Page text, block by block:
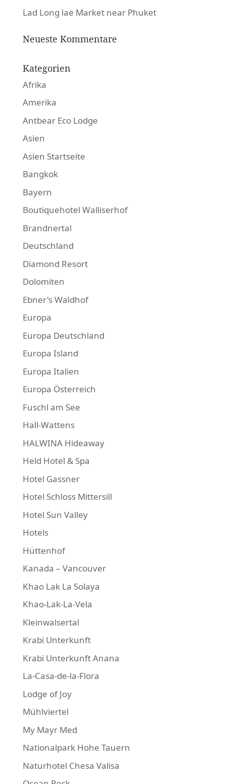
Lad Long lae Market near Phuket
Neueste Kommentare
Kategorien
Afrika
Amerika
Antbear Eco Lodge
Asien
Asien Startseite
Bangkok
Bayern
Boutiquehotel Walliserhof
Brandnertal
Deutschland
Diamond Resort
Dolomiten
Ebner's Waldhof
Europa
Europa Deutschland
Europa Island
Europa Italien
Europa Österreich
Fuschl am See
Hall-Wattens
HALWINA Hideaway
Held Hotel & Spa
Hotel Gassner
Hotel Schloss Mittersill
Hotel Sun Valley
Hotels
Hüttenhof
Kanada – Vancouver
Khao Lak La Solaya
Khao-Lak-La-Vela
Kleinwalsertal
Krabi Unterkunft
Krabi Unterkunft Anana
La-Casa-de-la-Flora
Lodge of Joy
Mühlviertel
My Mayr Med
Nationalpark Hohe Tauern
Naturhotel Chesa Valisa